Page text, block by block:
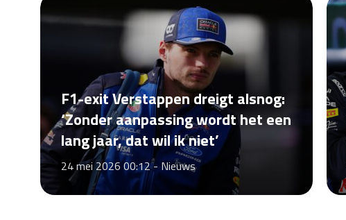
F1-exit Verstappen dreigt alsnog:
‘Zonder aanpassing wordt het een
lang jaar, dat wil ik niet’
24 mei 2026 00:12 - Nieuws